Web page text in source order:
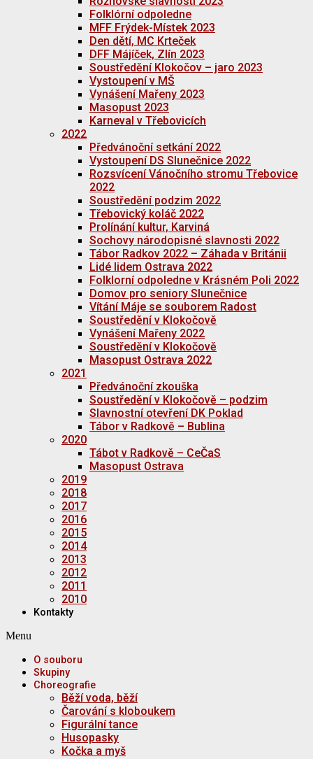
Folklórní odpoledne
MFF Frýdek-Místek 2023
Den dětí, MC Krteček
DFF Májíček, Zlín 2023
Soustředění Klokočov – jaro 2023
Vystoupení v MŠ
Vynášení Mařeny 2023
Masopust 2023
Karneval v Třebovicích
2022
Předvánoční setkání 2022
Vystoupení DS Slunečnice 2022
Rozsvícení Vánočního stromu Třebovice
2022
Soustředění podzim 2022
Třebovický koláč 2022
Prolínání kultur, Karviná
Sochovy národopisné slavnosti 2022
Tábor Radkov 2022 – Záhada v Británii
Lidé lidem Ostrava 2022
Folklorní odpoledne v Krásném Poli 2022
Domov pro seniory Slunečnice
Vítání Máje se souborem Radost
Soustředění v Klokočově
Vynášení Mařeny 2022
Soustředění v Klokočově
Masopust Ostrava 2022
2021
Předvánoční zkouška
Soustředění v Klokočově – podzim
Slavnostní otevření DK Poklad
Tábor v Radkově – Bublina
2020
Tábot v Radkově – CeČaS
Masopust Ostrava
2019
2018
2017
2016
2015
2014
2013
2012
2011
2010
Kontakty
Menu
O souboru
Skupiny
Choreografie
Běží voda, běží
Čarování s kloboukem
Figurální tance
Husopasky
Kočka a myš